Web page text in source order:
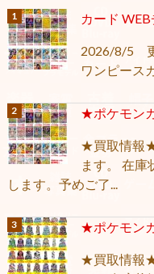
カード
2026/8/5
ワンピース
★ポケモン
★買取情報
ます。 在庫
します。予めご了...
★ポケモン
★買取情報